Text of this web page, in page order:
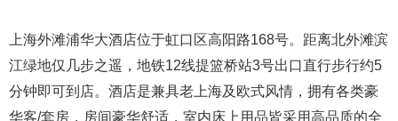
上海外滩浦华大酒店位于虹口区高阳路168号。距离北外滩滨
江绿地仅几步之遥，地铁12线提篮桥站3号出口直行步行约5
分钟即可到店。酒店是兼具老上海及欧式风情，拥有各类豪
华客/套房，房间豪华舒适，室内床上用品皆采用高品质的全